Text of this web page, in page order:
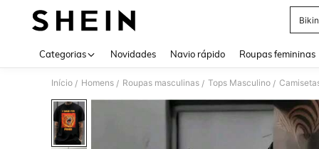
Categorias Novidades Navio rápido Roupas femininas
Início / Homens / Roupas masculinas / Tops Masculino /